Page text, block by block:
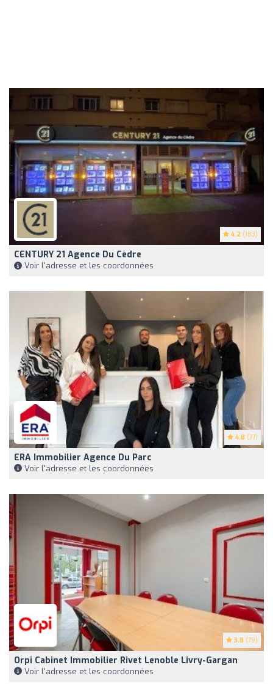
4.2 (183)
CENTURY 21 Agence Du Cèdre
Voir l'adresse et les coordonnées
4.8 (77)
ERA Immobilier Agence Du Parc
Voir l'adresse et les coordonnées
3.8 (79)
Orpi Cabinet Immobilier Rivet Lenoble Livry-Gargan
Voir l'adresse et les coordonnées